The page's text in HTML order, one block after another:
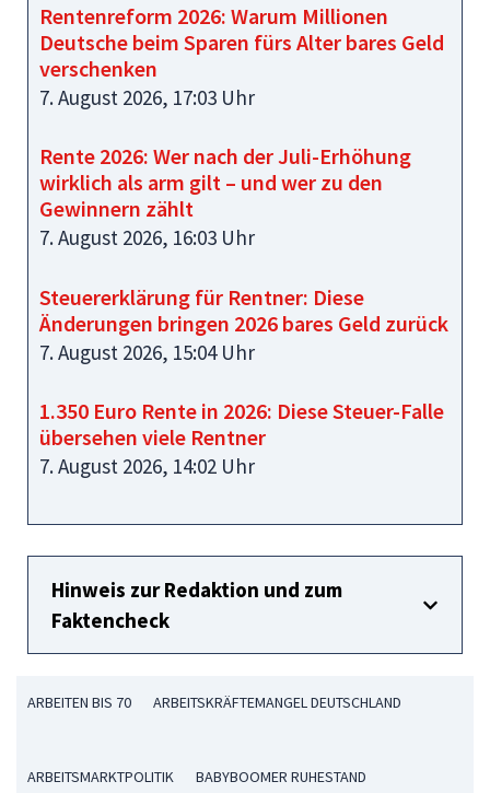
Rentenreform 2026: Warum Millionen
Deutsche beim Sparen fürs Alter bares Geld
verschenken
7. August 2026, 17:03 Uhr
Rente 2026: Wer nach der Juli-Erhöhung
wirklich als arm gilt – und wer zu den
Gewinnern zählt
7. August 2026, 16:03 Uhr
Steuererklärung für Rentner: Diese
Änderungen bringen 2026 bares Geld zurück
7. August 2026, 15:04 Uhr
1.350 Euro Rente in 2026: Diese Steuer-Falle
übersehen viele Rentner
7. August 2026, 14:02 Uhr
Hinweis zur Redaktion und zum
Faktencheck
ARBEITEN BIS 70 ARBEITSKRÄFTEMANGEL DEUTSCHLAND
ARBEITSMARKTPOLITIK BABYBOOMER RUHESTAND